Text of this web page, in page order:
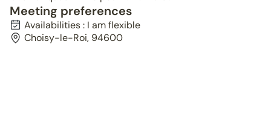
Meeting preferences
Availabilities : I am flexible
Choisy-le-Roi, 94600